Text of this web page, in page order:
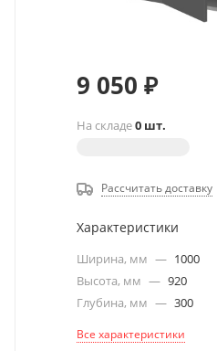
9 050 ₽
На складе0 шт.
Рассчитать доставку
Характеристики
Ширина, мм — 1000
Высота, мм — 920
Глубина, мм — 300
Все характеристики